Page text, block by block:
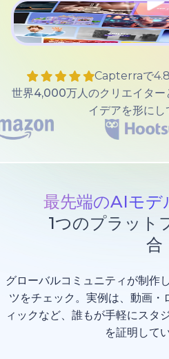
Capterraで
世界4,000万人のクリエイター
イデアを形にし
最先端のAIモデ
1つのプラット
合
グローバルコミュニティが制作
ツをチェック。実例は、動画
ィックなど、誰もが手軽にスタ
を証明して